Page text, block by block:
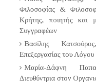
Φιλοσοφίας &
Κρήτης, ποιητής και
Συγγραφέων
Βασίλης
Επεξεργασίας του
Μαρία-Δάφνη
Διευθύντρια στον